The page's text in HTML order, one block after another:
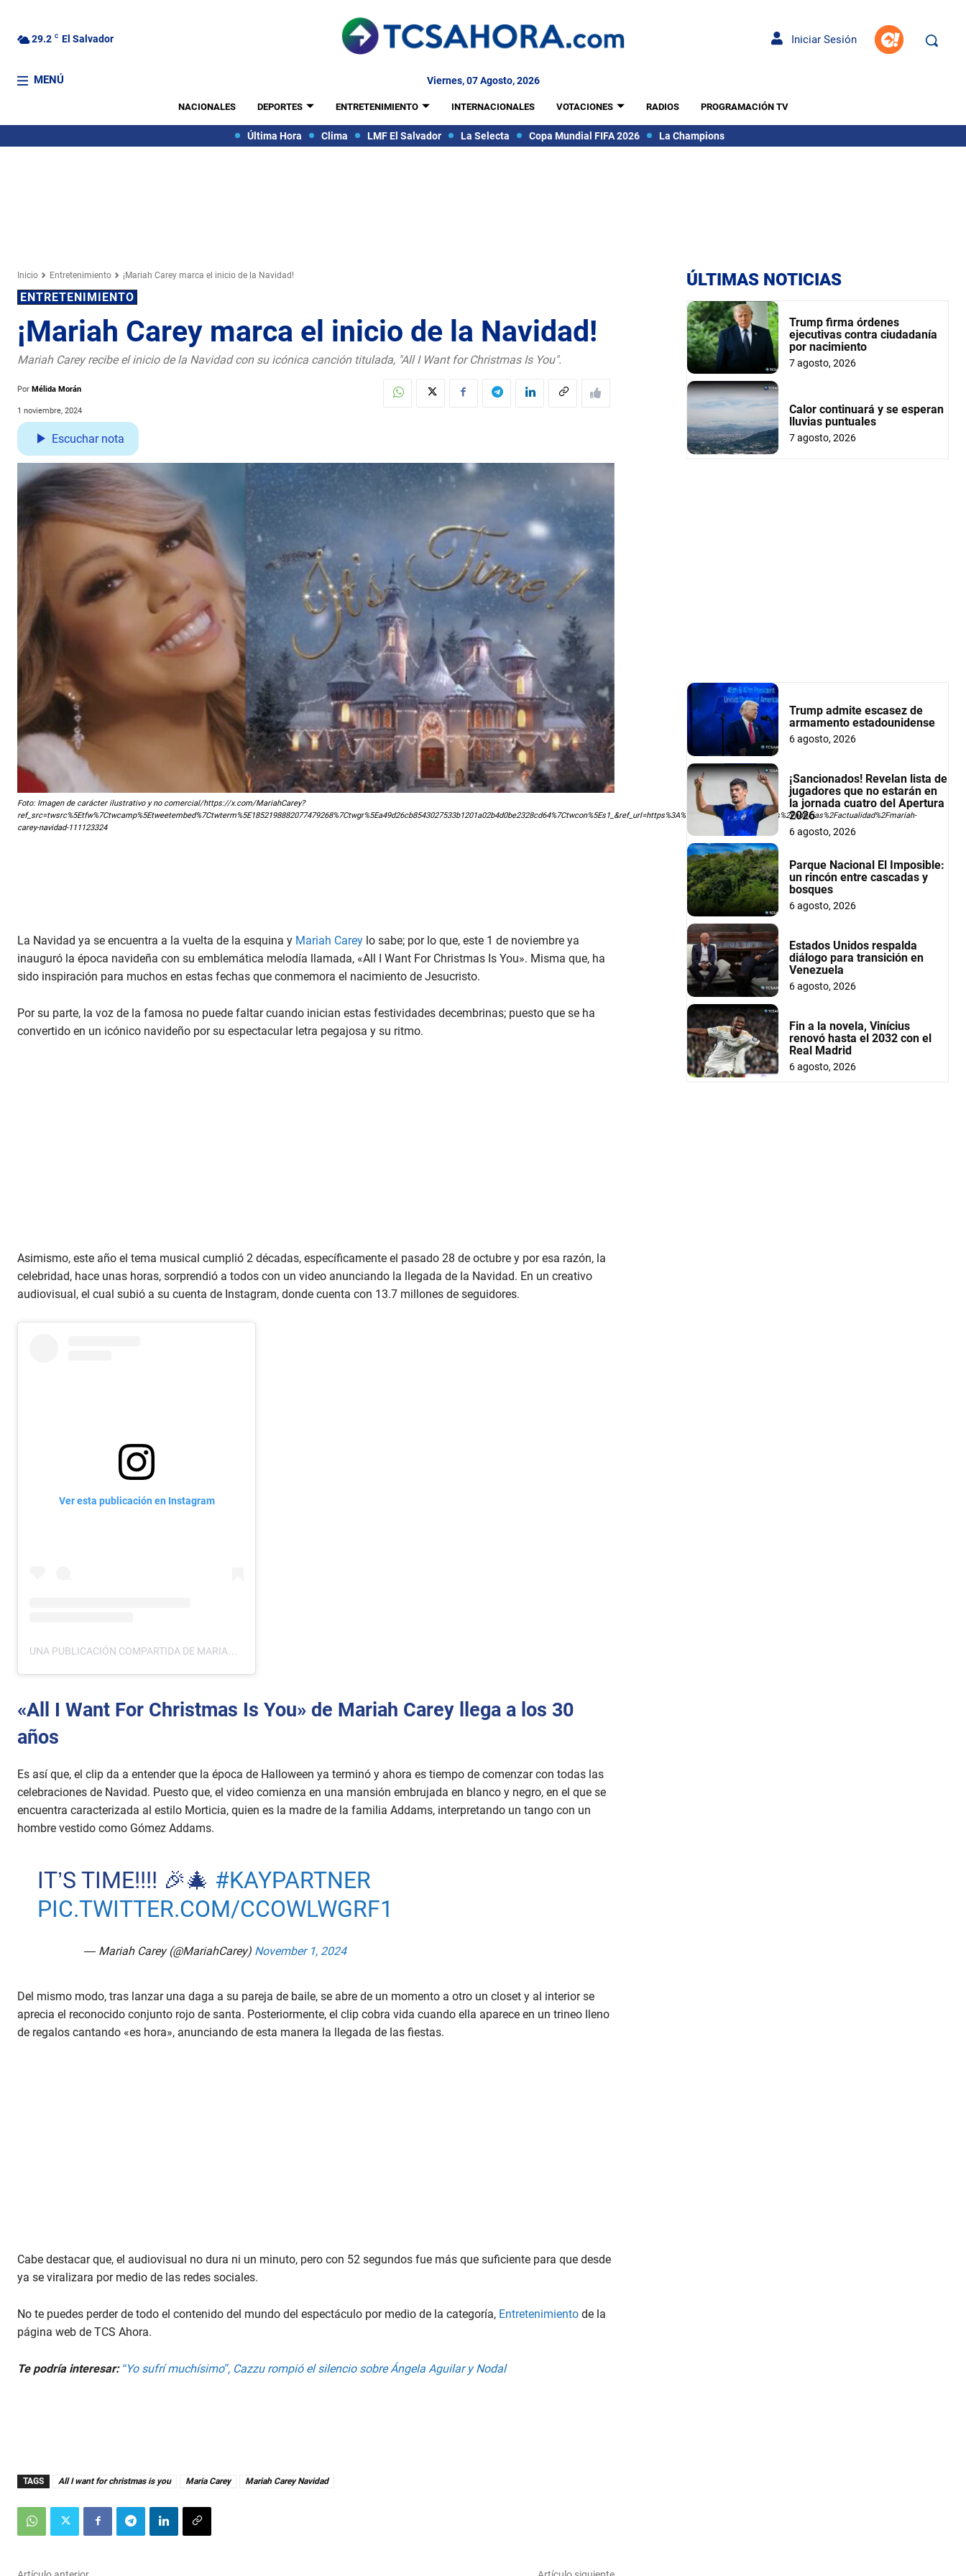
29.2 C El Salvador Iniciar Sesión
MENÚ Viernes, 07 Agosto, 2026
NACIONALES DEPORTES ENTRETENIMIENTO INTERNACIONALES VOTACIONES RADIOS PROGRAMACIÓN TV
Última Hora Clima LMF El Salvador La Selecta Copa Mundial FIFA 2026 La Champions
Inicio Entretenimiento ¡Mariah Carey marca el inicio de la Navidad!
ENTRETENIMIENTO
¡Mariah Carey marca el inicio de la Navidad!
Mariah Carey recibe el inicio de la Navidad con su icónica canción titulada, "All I Want for Christmas Is You".
Por Mélida Morán
1 noviembre, 2024
Escuchar nota
Foto: Imagen de carácter ilustrativo y no comercial/https://x.com/MariahCarey?
ref_src=twsrc%5Etfw%7Ctwcamp%5Etweetembed%7Ctwterm%5E1852198882077479268%7Ctwgr%5Ea49d26cb8543027533b1201a02b4d0be2328cd64%7Ctwcon%5Es1_&ref_url=https%3A%2F%2Fwww.sport.es%2Fes%2Fnoticias%2Factualidad%2Fmariah-
carey-navidad-111123324
La Navidad ya se encuentra a la vuelta de la esquina y Mariah Carey lo sabe; por lo que, este 1 de noviembre ya
inauguró la época navideña con su emblemática melodía llamada, «All I Want For Christmas Is You». Misma que, ha
sido inspiración para muchos en estas fechas que conmemora el nacimiento de Jesucristo.
Por su parte, la voz de la famosa no puede faltar cuando inician estas festividades decembrinas; puesto que se ha
convertido en un icónico navideño por su espectacular letra pegajosa y su ritmo.
Asimismo, este año el tema musical cumplió 2 décadas, específicamente el pasado 28 de octubre y por esa razón, la
celebridad, hace unas horas, sorprendió a todos con un video anunciando la llegada de la Navidad. En un creativo
audiovisual, el cual subió a su cuenta de Instagram, donde cuenta con 13.7 millones de seguidores.
Ver esta publicación en Instagram
UNA PUBLICACIÓN COMPARTIDA DE MARIAH CAREY (@MARIAHCAREY)
«All I Want For Christmas Is You» de Mariah Carey llega a los 30
años
Es así que, el clip da a entender que la época de Halloween ya terminó y ahora es tiempo de comenzar con todas las
celebraciones de Navidad. Puesto que, el video comienza en una mansión embrujada en blanco y negro, en el que se
encuentra caracterizada al estilo Morticia, quien es la madre de la familia Addams, interpretando un tango con un
hombre vestido como Gómez Addams.
IT’S TIME!!!! 🎉🎄 #KAYPARTNER
PIC.TWITTER.COM/CCOWLWGRF1
— Mariah Carey (@MariahCarey) November 1, 2024
Del mismo modo, tras lanzar una daga a su pareja de baile, se abre de un momento a otro un closet y al interior se
aprecia el reconocido conjunto rojo de santa. Posteriormente, el clip cobra vida cuando ella aparece en un trineo lleno
de regalos cantando «es hora», anunciando de esta manera la llegada de las fiestas.
Cabe destacar que, el audiovisual no dura ni un minuto, pero con 52 segundos fue más que suficiente para que desde
ya se viralizara por medio de las redes sociales.
No te puedes perder de todo el contenido del mundo del espectáculo por medio de la categoría, Entretenimiento de la
página web de TCS Ahora.
Te podría interesar: “Yo sufrí muchísimo”, Cazzu rompió el silencio sobre Ángela Aguilar y Nodal
TAGS All I want for christmas is you Maria Carey Mariah Carey Navidad
ÚLTIMAS NOTICIAS
Trump firma órdenes
ejecutivas contra ciudadanía
por nacimiento
7 agosto, 2026
Calor continuará y se esperan
lluvias puntuales
7 agosto, 2026
Trump admite escasez de
armamento estadounidense
6 agosto, 2026
¡Sancionados! Revelan lista de
jugadores que no estarán en
la jornada cuatro del Apertura
2026
6 agosto, 2026
Parque Nacional El Imposible:
un rincón entre cascadas y
bosques
6 agosto, 2026
Estados Unidos respalda
diálogo para transición en
Venezuela
6 agosto, 2026
Fin a la novela, Vinícius
renovó hasta el 2032 con el
Real Madrid
6 agosto, 2026